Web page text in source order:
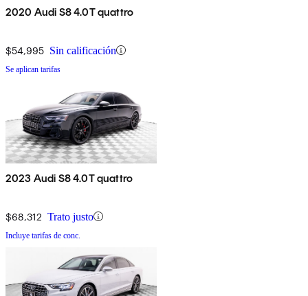
2020 Audi S8 4.0T quattro
$54,995 Sin calificación
Se aplican tarifas
2023 Audi S8 4.0T quattro
$68,312 Trato justo
Incluye tarifas de conc.